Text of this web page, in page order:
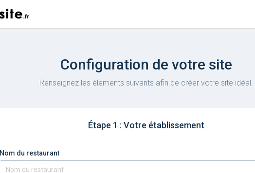
Configuration de votre site
Renseignez les élements suivants afin de créer votre site idéal.
Étape 1 : Votre établissement
Nom du restaurant